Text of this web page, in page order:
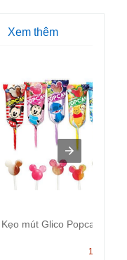
Xem thêm
Kẹo mút Glico Popcan
13,000.00